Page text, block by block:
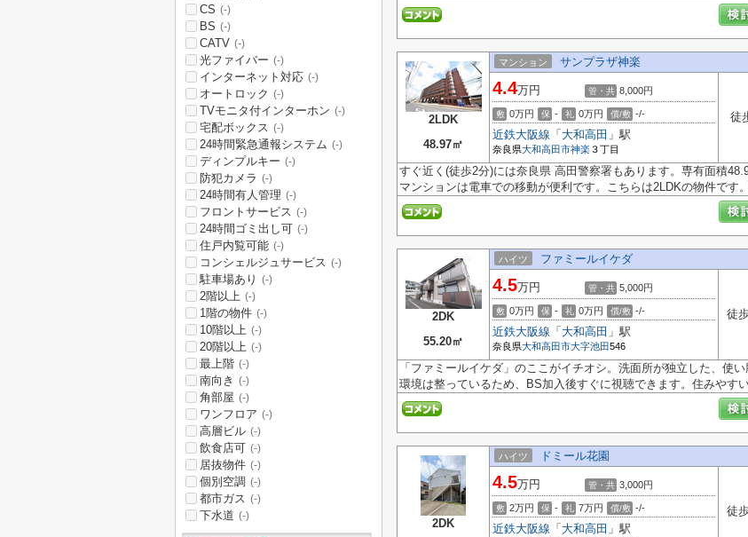
2LDK
48.97㎡
マンション サンプラザ神楽
4.4万円 管・共 8,000円
敷 0万円 保 - 礼 0万円 償/敷 -/-
近鉄大阪線 「 大和高田 」駅
奈良県大和高田市神楽 ３丁目
徒
すぐ近く(徒歩2分)には奈良県 高田警察署もあります。専有面積
マンションは電車での移動が便利です。こちらは2LDKの物件です
2DK
55.20㎡
ハイツ ファミールイケダ
4.5万円 管・共 5,000円
敷 0万円 保 - 礼 0万円 償/敷 -/-
近鉄大阪線 「 大和高田 」駅
奈良県大和高田市大字池田546
徒
「ファミールイケダ」のここがイチオシ。洗面所が独立した、使
環境は整っているため、BS加入後すぐに視聴できます。住みやす
2DK
ハイツ ドミール花園
4.5万円 管・共 3,000円
敷 2万円 保 - 礼 7万円 償/敷 -/-
近鉄大阪線 「 大和高田 」駅
徒
CS (-)
BS (-)
CATV (-)
光ファイバー (-)
インターネット対応 (-)
オートロック (-)
TVモニタ付インターホン (-)
宅配ボックス (-)
24時間緊急通報システム (-)
ディンプルキー (-)
防犯カメラ (-)
24時間有人管理 (-)
フロントサービス (-)
24時間ゴミ出し可 (-)
住戸内覧可能 (-)
コンシェルジュサービス (-)
駐車場あり (-)
2階以上 (-)
1階の物件 (-)
10階以上 (-)
20階以上 (-)
最上階 (-)
南向き (-)
角部屋 (-)
ワンフロア (-)
高層ビル (-)
飲食店可 (-)
居抜物件 (-)
個別空調 (-)
都市ガス (-)
下水道 (-)